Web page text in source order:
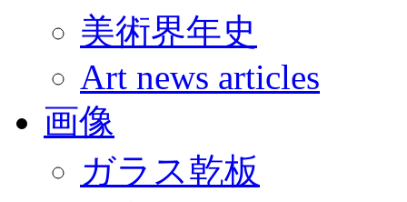
美術界年史
Art news articles
画像
ガラス乾板